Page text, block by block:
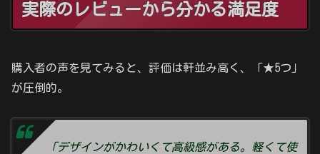
実際のレビューから分かる満足度
購入者の声を見てみると、評価は軒並み高く、「★5つ」
が圧倒的。
「デザインがかわいくて高級感がある。軽くて使